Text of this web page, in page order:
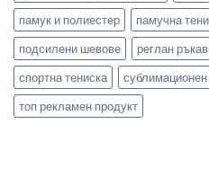
памук и полиестер
памучна
подсилени шевове
реглан
спортна тениска
сублимационен
топ рекламен продукт